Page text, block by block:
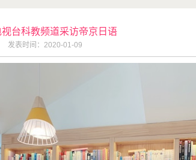
视台科教频道采访帝京日语
发表时间：2020-01-09